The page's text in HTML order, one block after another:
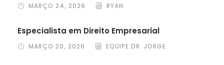
MARÇO 24, 2026 RYAN
Especialista em Direito Empresarial
MARÇO 20, 2026 EQUIPE DR. JORGE